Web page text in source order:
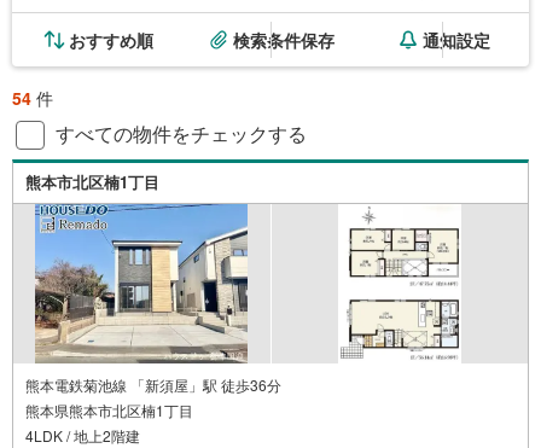
おすすめ順 検索条件保存 通知設定
54 件
すべての物件をチェックする
熊本市北区楠1丁目
熊本電鉄菊池線 「新須屋」駅 徒歩36分
熊本県熊本市北区楠1丁目
4LDK / 地上2階建